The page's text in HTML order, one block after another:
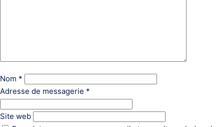
Nom *
Adresse de messagerie *
Site web